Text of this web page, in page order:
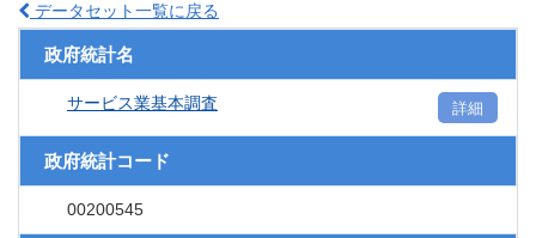
データセット一覧に戻る
政府統計名
サービス業基本調査 詳細
政府統計コード
00200545